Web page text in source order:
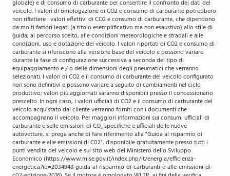
globale) e di consumo di carburante per consentire il confronto dei dati del
veicolo. I valori di omologazione di CO2 e consumo di carburante potrebbero
non riflettere i valori effettivi di CO2 e consumo di carburante, che dipendono
da molti fattori legati (a titolo esemplificativo ma non esaustivo) allo stile di
guida, al percorso scelto, alle condizioni meteorologiche e stradali e alle
condizioni, uso e dotazione del veicolo. I valori riportati di CO2 e consumo di
carburante si riferiscono alla versione base del veicolo e possono variare
durante la fase di configurazione successiva a seconda del tipo di
equipaggiamento e / o delle dimensioni degli pneumatici che verranno
selezionati. I valori di CO2 e il consumo di carburante del veicolo configurato
non sono definitivi e possono variare a seguito di cambiamenti nel ciclo
produttivo; valori più aggiornati saranno disponibili presso il concessionario
prescelto. In ogni caso, i valori ufficiali di CO2 e il consumo di carburante del
veicolo acquistato dal cliente verranno forniti con i documenti che
accompagnano il veicolo. Per maggiori informazioni sui consumi ufficiali di
carburante e sulle emissioni di CO₂ specifiche e ufficiali delle nuove
autovetture, si prega anche di fare riferimento alla "Guida al risparmio di
carburante e alle emissioni di C02", disponibile gratuitamente presso tutti i
punti vendita del veicolo e sul sito web del Ministero dello Sviluppo
Economico (https://www.mise.gov.it/index.php/it/energia/efficienza-
energetica?id=2034948-guida-al-risparmio-di-carburanti-e-alle-emissioni-di-